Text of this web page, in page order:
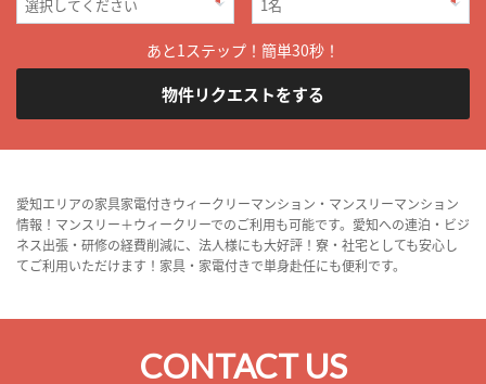
あと1ステップ！簡単30秒！
物件リクエストをする
愛知エリアの家具家電付きウィークリーマンション・マンスリーマンション
情報！マンスリー＋ウィークリーでのご利用も可能です。愛知への連泊・ビジ
ネス出張・研修の経費削減に、法人様にも大好評！寮・社宅としても安心し
てご利用いただけます！家具・家電付きで単身赴任にも便利です。
CONTACT US